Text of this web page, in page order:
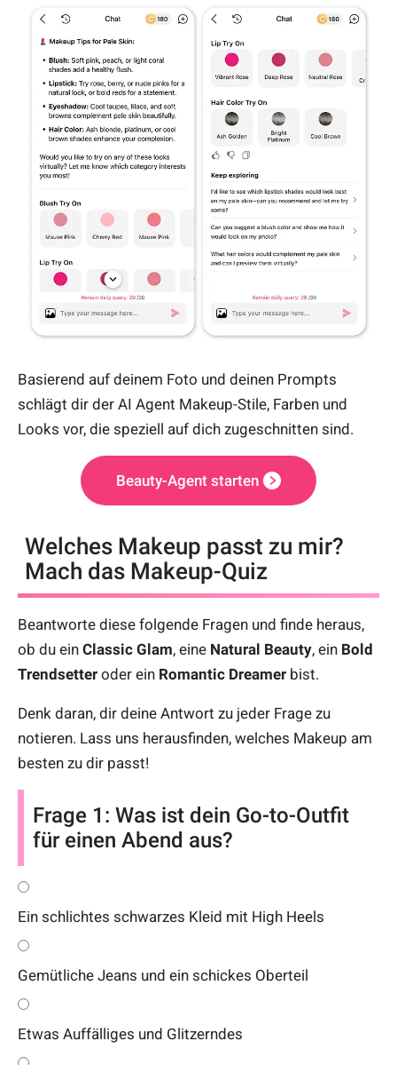
Basierend auf deinem Foto und deinen Prompts
schlägt dir der AI Agent Makeup-Stile, Farben und
Looks vor, die speziell auf dich zugeschnitten sind.
Beauty-Agent starten
Welches Makeup passt zu mir?
Mach das Makeup-Quiz
Beantworte diese folgende Fragen und finde heraus,
ob du ein Classic Glam, eine Natural Beauty, ein Bold
Trendsetter oder ein Romantic Dreamer bist.
Denk daran, dir deine Antwort zu jeder Frage zu
notieren. Lass uns herausfinden, welches Makeup am
besten zu dir passt!
Frage 1: Was ist dein Go-to-Outfit
für einen Abend aus?
Ein schlichtes schwarzes Kleid mit High Heels
Gemütliche Jeans und ein schickes Oberteil
Etwas Auffälliges und Glitzerndes